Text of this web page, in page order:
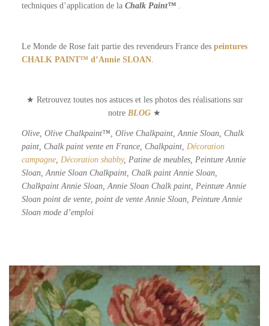
techniques d’application de la Chalk Paint™.
Le Monde de Rose fait partie des revendeurs France des peintures
CHALK PAINT™ d’Annie SLOAN.
★ Retrouvez toutes nos astuces et les photos des réalisations sur
notre BLOG ★
Olive, Olive Chalkpaint™, Olive Chalkpaint, Annie Sloan, Chalk
paint, Chalk paint vente en France, Chalkpaint, Décoration
campagne, Décoration shabby, Patine de meubles, Peinture Annie
Sloan, Annie Sloan Chalkpaint, Chalk paint Annie Sloan,
Chalkpaint Annie Sloan, Annie Sloan Chalk paint, Peinture Annie
Sloan point de vente, point de vente Annie Sloan, Peinture Annie
Sloan mode d’emploi